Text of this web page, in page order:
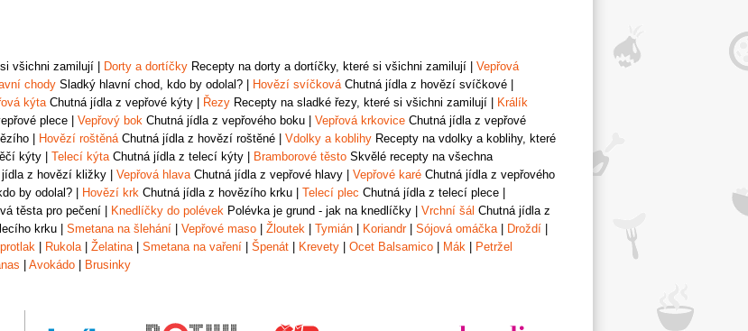
všichni zamilují Dorty a dortíčky Recepty na dorty a dortíčky, které si všichni zamilují
Vepřová
chody Sladký hlavní chod, kdo by odolal? Hovězí svíčkováChutná jídla z hovězí svíčkové
kýtaChutná jídla z vepřové kýty Řezy Recepty na sladké řezy, které si všichni zamilují
Králík
plece Vepřový bok Chutná jídla z vepřového boku Vepřová krkovice Chutná jídla z vepřové
Hovězí roštěnáChutná jídla z hovězí roštěné Vdolky a koblihy Recepty na vdolky a koblihy, které
kýty Telecí kýtaChutná jídla z telecí kýty Bramborové těsto Skvělé recepty na všechna
z hovězí kližky Vepřová hlavaChutná jídla z vepřové hlavy Vepřové karé Chutná jídla z vepřového
by odolal? Hovězí krk Chutná jídla z hovězího krku Telecí plec Chutná jídla z telecí plece
těsta pro pečení Knedlíčky do polévek Polévka je grund - jak na knedlíčky Vrchní šál Chutná jídla z
krku Smetana na šlehání Vepřové maso Žloutek Tymián Koriandr| Sójová omáčka| Droždí
Rukola| Želatina| Smetana na vaření Špenát Krevety Ocet Balsamico Mák
Petržel
Avokádo Brusinky